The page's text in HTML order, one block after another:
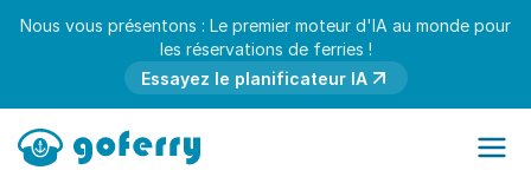
Nous vous présentons : Le premier moteur d'IA au monde pour
les réservations de ferries !
Essayez le planificateur IA